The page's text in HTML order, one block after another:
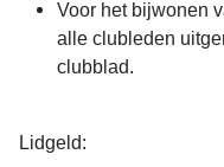
Voor het bijwonen
alle clubleden
clubblad.
Lidgeld: